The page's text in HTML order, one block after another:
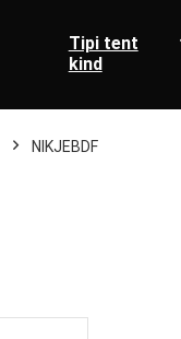
Tipi tent
kind
‎NIKJEBDF